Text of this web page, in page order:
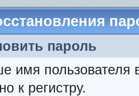
пароль
имя
к регистру.